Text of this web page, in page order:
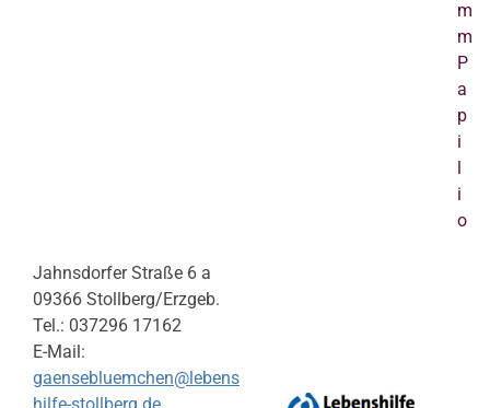
m
m
P
a
p
i
i
o
Jahnsdorfer Straße 6 a
09366 Stollberg/Erzgeb.
Tel.: 037296 17162
E-Mail:
gaensebluemchen@lebens